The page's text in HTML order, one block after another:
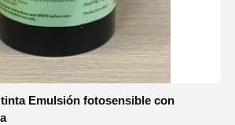
Emulsión fotosensible con